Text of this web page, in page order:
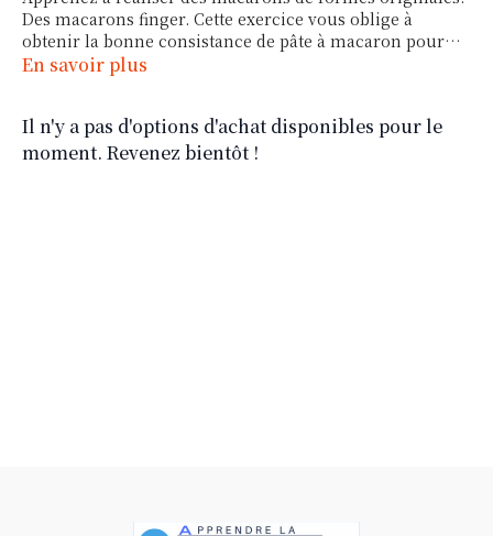
Des macarons finger. Cette exercice vous oblige à
obtenir la bonne consistance de pâte à macaron pour
réussir une forme parfaite. De plus les macarons en
En savoir plus
Il n'y a pas d'options d'achat disponibles pour le
moment. Revenez bientôt !